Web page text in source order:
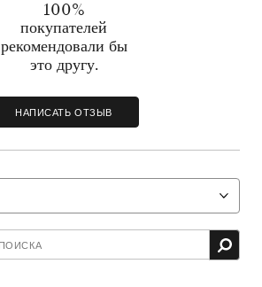
НАПИСАТЬ ОТЗЫВ
100%
покупателей
рекомендовали бы
это другу.